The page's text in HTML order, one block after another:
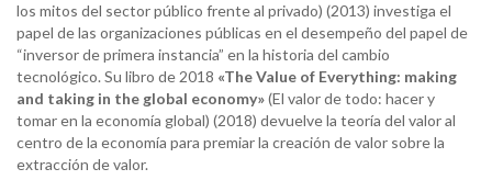
los mitos del sector público frente al privado) (2013) investiga el
papel de las organizaciones públicas en el desempeño del papel de
“inversor de primera instancia” en la historia del cambio
tecnológico. Su libro de 2018 «TheValue of Everything: making
and taking in the global economy»(El valor de todo: hacer y
tomar en la economía global) (2018) devuelve la teoría del valor al
centro de la economía para premiar la creación de valor sobre la
extracción de valor.